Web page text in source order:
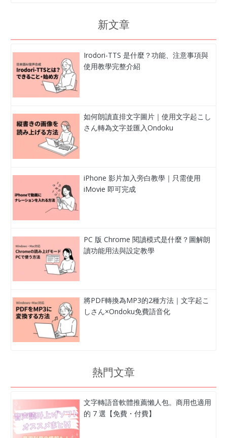
新文章
Irodori-TTS 是什麼？功能、注意事項與
使用教學完整介紹
如何朗讀直排文字圖片｜使用文字起こし
さん轉為文字並匯入Ondoku
iPhone 影片加入旁白教學｜只需使用
iMovie 即可完成
PC 版 Chrome 閱讀模式是什麼？圖解朗
讀功能用法與設定教學
將PDF轉換為MP3的2種方法｜文字起こ
しさん×Ondoku免費語音化
熱門文章
文字轉語音軟體推薦懶人包。商用也適用
的 7 選【免費・付費】